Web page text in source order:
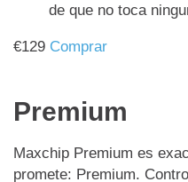
de que no toca
€129 Comprar
Premium
Maxchip Premium es
promete: Premium.